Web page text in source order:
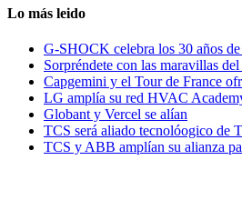
Lo más leido
G-SHOCK celebra los 30 años
Sorpréndete con las maravillas
Capgemini y el Tour de France
LG amplía su red HVAC
Globant y Vercel se alían
TCS será aliado tecnolóogico de
TCS y ABB amplían su alianza